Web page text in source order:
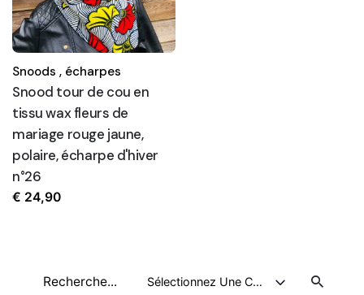
Recherche
Sélectionnez Une Catégorie
Snoods , écharpes
Snood tour de cou en
tissu wax fleurs de
mariage rouge jaune,
polaire, écharpe d'hiver
n°26
€ 24,90